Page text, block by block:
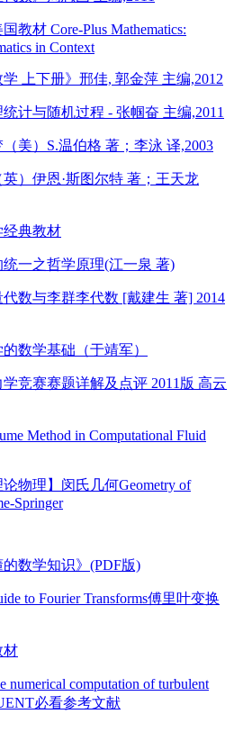
教材 Core-Plus Mathematics:
in Context
上下册》邢佳, 郭金萍 主编,2012
计与随机过程 - 张帼奋 主编,2011
美）S.温伯格 著；李泳 译,2003
）伊恩·斯图尔特 著；王天龙
经典教材
一之哲学原理(江一泉 著)
数与李群李代数 [戴建生 著] 2014
数学基础（于靖军）
竞赛赛题详解及点评 2011版 高云
Method in Computational Fluid
物理】闵氏几何Geometry of
Springer
数学知识》(PDF版)
to Fourier Transforms傅里叶变换
材
numerical computation of turbulent
必看参考文献